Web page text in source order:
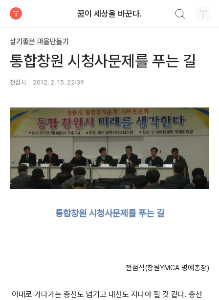
꿈이 세상을 바꾼다.
살기좋은 마을만들기
통합창원 시청사문제를 푸는 길
전점석 2012. 2. 15. 22:39
통합창원 시청사문제를 푸는 길
전점석(창원YMCA 명예총장)
이대로 가다가는 총선도 넘기고 대선도 지나야 될 것 같다. 총선